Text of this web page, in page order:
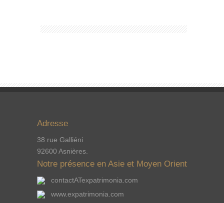
Adresse
38 rue Galliéni
92600 Asnières.
Notre présence en Asie et Moyen Orient
contactATexpatrimonia.com
www.expatrimonia.com